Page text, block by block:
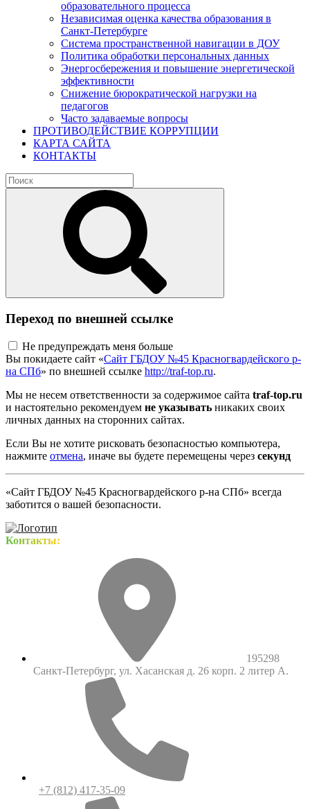
образовательного процесса
Независимая оценка качества образования в
Санкт-Петербурге
Система пространственной навигации в ДОУ
Политика обработки персональных данных
Энергосбережения и повышение энергетической
эффективности
Снижение бюрократической нагрузки на
педагогов
Часто задаваемые вопросы
ПРОТИВОДЕЙСТВИЕ КОРРУПЦИИ
КАРТА САЙТА
КОНТАКТЫ
Переход по внешней ссылке
Не предупреждать меня больше
Вы покидаете сайт «Сайт ГБДОУ №45 Красногвардейского р-
на СПб» по внешней ссылке http://traf-top.ru.
Мы не несем ответственности за содержимое сайта traf-top.ru
и настоятельно рекомендуем не указывать никаких своих
личных данных на сторонних сайтах.
Если Вы не хотите рисковать безопасностью компьютера,
нажмите отмена, иначе вы будете перемещены через секунд
«Сайт ГБДОУ №45 Красногвардейского р-на СПб» всегда
заботится о вашей безопасности.
Контакты:
195298
Санкт-Петербург, ул. Хасанская д. 26 корп. 2 литер А.
+7 (812) 417-35-09